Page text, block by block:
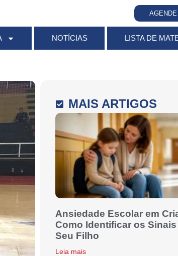
NOTÍCIAS LISTA DE
MAIS ARTIGOS
Ansiedade Escolar em
Como Identificar os
Seu Filho
Leia mais